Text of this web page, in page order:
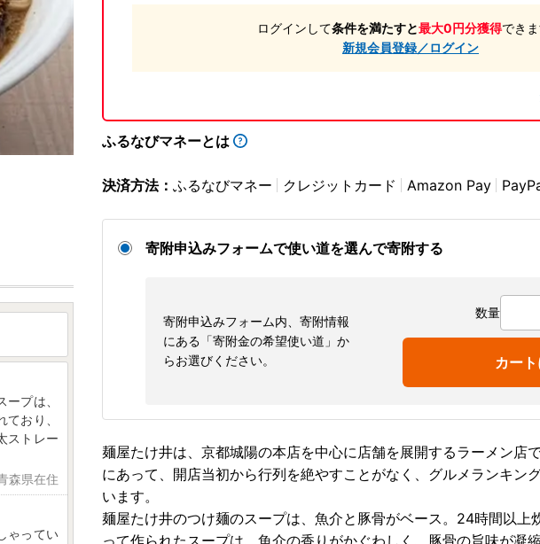
ログインして条件を満たすと最大0円分獲得できま
新規会員登録／ログイン
ふるなびマネーとは
決済方法： ふるなびマネー クレジットカード Amazon Pay
寄附申込みフォームで使い道を選んで寄附する
寄附申込みフォーム内、寄附情報
にある「寄附金の希望使い道」か
らお選びください。
数量
カー
麺屋たけ井は、京都城陽の本店を中心に店舗を展開するラーメン店
にあって、開店当初から行列を絶やすことがなく、グルメランキン
います。
麺屋たけ井のつけ麺のスープは、魚介と豚骨がベース。24時間以上
プは、
おり、
ストレー
森県在住
ゃってい